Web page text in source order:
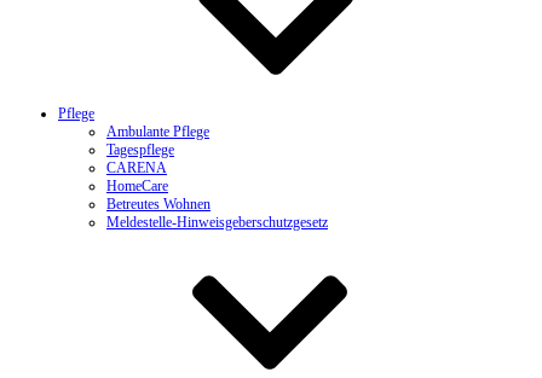
Pflege
Ambulante Pflege
Tagespflege
CARENA
HomeCare
Betreutes Wohnen
Meldestelle-Hinweisgeberschutzgesetz